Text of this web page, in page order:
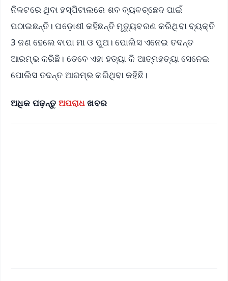
ନିକଟରେ ଥିବା ହସ୍ପିଟାଲରେ ଶବ ବ୍ୟବଚ୍ଛେଦ ପାଇଁ
ପଠାଇଛନ୍ତି। ପଡ଼ୋଶୀ କହିଛନ୍ତି ମୃତ୍ୟୁବରଣ କରିଥିବା ବ୍ୟକ୍ତି
3 ଜଣ ହେଲେ ବାପା ମା ଓ ପୁଅ। ପୋଲିସ ଏନେଇ ତଦନ୍ତ
ଆରମ୍ଭ କରିଛି। ତେବେ ଏହା ହତ୍ୟା କି ଆତ୍ମହତ୍ୟା ସେନେଇ
ପୋଲିସ ତଦନ୍ତ ଆରମ୍ଭ କରିଥିବା କହିଛି।
ଅଧିକ ପଢ଼ନ୍ତୁ ଅପରାଧଖବର